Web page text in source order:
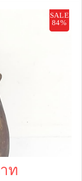
SALE
84%
ท